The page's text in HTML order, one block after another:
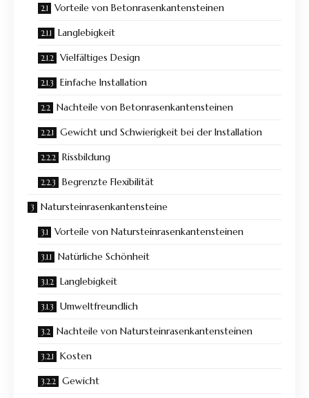
Vorteile von Betonrasenkantensteinen
Langlebigkeit
Vielfältiges Design
Einfache Installation
Nachteile von Betonrasenkantensteinen
Gewicht und Schwierigkeit bei der Installation
Rissbildung
Begrenzte Flexibilität
Natursteinrasenkantensteine
Vorteile von Natursteinrasenkantensteinen
Natürliche Schönheit
Langlebigkeit
Umweltfreundlich
Nachteile von Natursteinrasenkantensteinen
Kosten
Gewicht